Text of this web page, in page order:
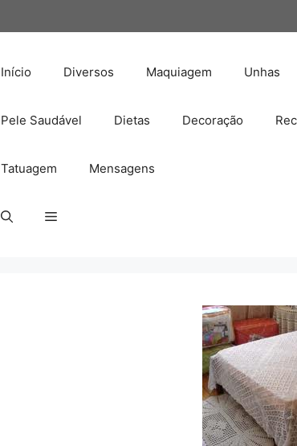
Início Diversos Maquiagem Unhas
Pele Saudável Dietas Decoração
Tatuagem Mensagens